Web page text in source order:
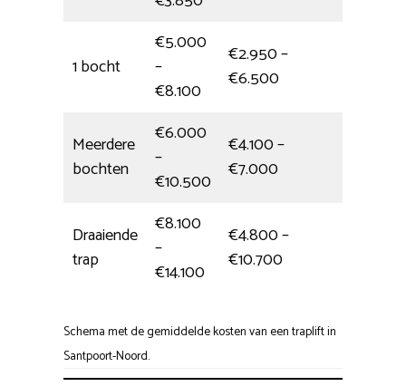
1 bocht
€5.000
–
€8.100
€2.950 –
€6.500
Meerdere
bochten
€6.000
–
€10.500
€4.100 –
€7.000
Draaiende
trap
€8.100
–
€14.100
€4.800 –
€10.700
Schema met de gemiddelde kosten van een traplift in
Santpoort-Noord.